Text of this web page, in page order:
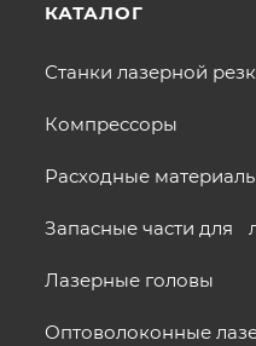
КАТАЛОГ
Станки лазерной
Компрессоры
Расходные
Запасные части для
Лазерные головы
Оптоволоконные